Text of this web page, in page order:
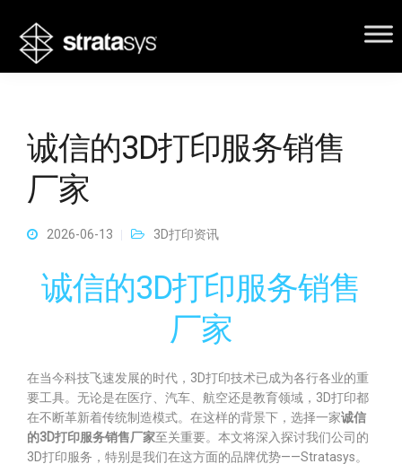
诚信的3D打印服务销售
厂家
2026-06-13 3D打印资讯
诚信的3D打印服务销售
厂家
在当今科技飞速发展的时代，3D打印技术已成为各行各业的重
要工具。无论是在医疗、汽车、航空还是教育领域，3D打印都
在不断革新着传统制造模式。在这样的背景下，选择一家诚信
的3D打印服务销售厂家至关重要。本文将深入探讨我们公司的
3D打印服务，特别是我们在这方面的品牌优势——Stratasys。